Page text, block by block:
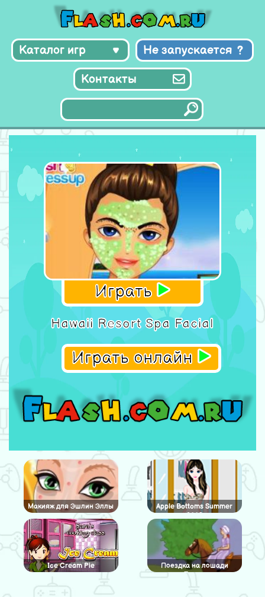
Каталог игр Не запускается
Контакты
Играть
Hawaii Resort Spa Facial
Играть онлайн
Макияж для Эшлин Эллы
Apple Bottoms Summer
2009
Ice Cream Pie
Поездка на лошади
Пенни